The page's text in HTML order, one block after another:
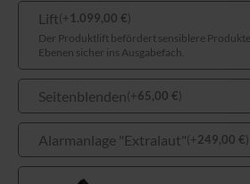
Lift(+1.099,00 €)
Der Produktlift befördert sensiblere
Ebenen sicher ins Ausgabefach.
Seitenblenden(+65,00 €)
Alarmanlage "Extralaut"(+249,00 €)